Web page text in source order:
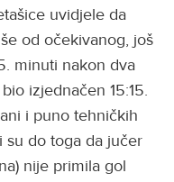
uvidjele da
od očekivanog, još
minuti nakon dva
izjednačen 15:15.
i puno tehničkih
su do toga da jučer
nije primila gol